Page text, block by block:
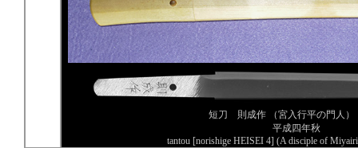
短刀 則成作 （宮入行平の門人）
平成四年秋
tantou [norishige HEISEI 4] (A disciple of